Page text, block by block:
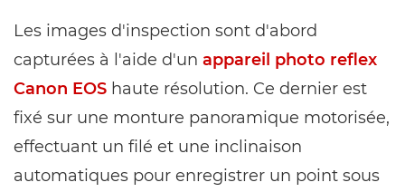
Les images d'inspection sont d'abord
capturées à l'aide d'un appareil photo reflex
Canon EOS haute résolution. Ce dernier est
fixé sur une monture panoramique motorisée,
effectuant un filé et une inclinaison
automatiques pour enregistrer un point sous